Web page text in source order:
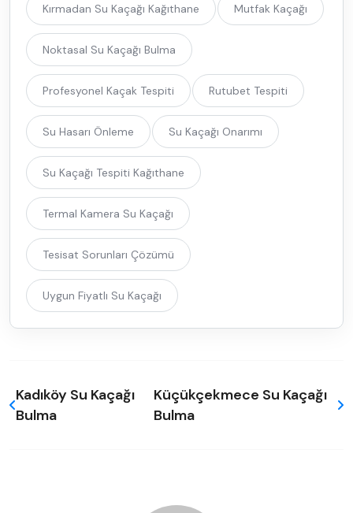
Kırmadan Su Kaçağı Kağıthane Mutfak Kaçağı
Noktasal Su Kaçağı Bulma
Profesyonel Kaçak Tespiti Rutubet Tespiti
Su Hasarı Önleme Su Kaçağı Onarımı
Su Kaçağı Tespiti Kağıthane
Termal Kamera Su Kaçağı
Tesisat Sorunları Çözümü
Uygun Fiyatlı Su Kaçağı
Kadıköy Su Kaçağı
Bulma
Küçükçekmece Su Kaçağı
Bulma